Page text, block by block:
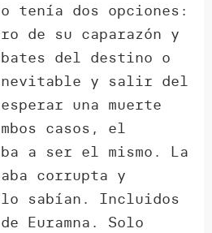
tenía dos opciones:
de su caparazón y
del destino o
y salir del
una muerte
casos, el
a ser el mismo. La
corrupta y
sabían. Incluidos
Euramna. Solo